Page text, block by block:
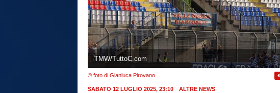
TMW/TuttoC.com
© foto di Gianluca Pirovano
SABATO 12 LUGLIO 2025, 23:10
ALTRE NEWS